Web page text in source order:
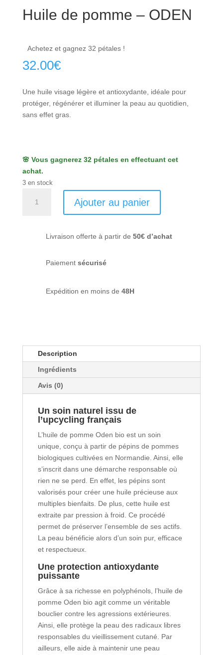
Huile de pomme – ODEN
Achetez et gagnez 32 pétales !
32.00€
Une huile visage légère et antioxydante, idéale pour
protéger, régénérer et illuminer la peau au quotidien,
sans effet gras.
🌸 Vous gagnerez 32 pétales en effectuant cet
achat.
3 en stock
Ajouter au panier
Livraison offerte à partir de 50€ d’achat
Paiement sécurisé
Expédition en moins de 48H
Description
Ingrédients
Avis (0)
Un soin naturel issu de
l’upcycling français
L’huile de pomme Oden bio est un soin
unique, conçu à partir de pépins de pommes
biologiques cultivées en Normandie. Ainsi, elle
s’inscrit dans une démarche responsable où
rien ne se perd. En effet, les pépins sont
valorisés pour créer une huile précieuse aux
multiples bienfaits. De plus, cette huile est
extraite par pression à froid. Ce procédé
permet de préserver l’ensemble de ses actifs.
La peau bénéficie alors d’un soin pur, efficace
et respectueux.
Une protection antioxydante
puissante
Grâce à sa richesse en polyphénols, l’huile de
pomme Oden bio agit comme un véritable
bouclier contre les agressions extérieures.
Ainsi, elle protège la peau des radicaux libres
responsables du vieillissement cutané. Par
ailleurs, elle aide à maintenir une peau